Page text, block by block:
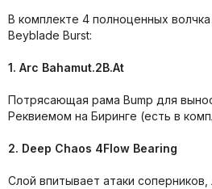
В комплекте 4 полноценных
Beyblade Burst:
1. Arc Bahamut.2B.At
Потрясающая рама Bump для
Реквиемом на Биринге (есть в
2. Deep Chaos 4Flow Bearing
Слой впитывает атаки